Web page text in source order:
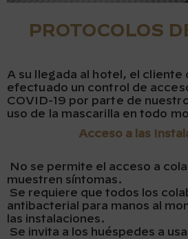
PROTOCOLOS
A su llegada al hotel, el cliente
efectuado un control de
COVID-19 por parte de
uso de la mascarilla en todo
Acceso a las
No se permite el acceso a
muestren síntomas.
Se requiere que todos los
antibacterial para manos al
las instalaciones.
Se invita a los huéspedes a